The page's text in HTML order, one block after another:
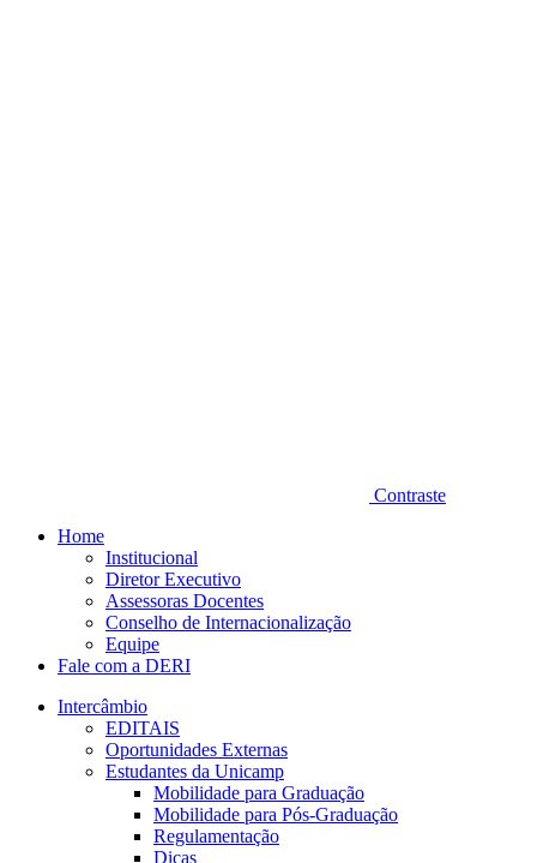
Contraste
Home
Institucional
Diretor Executivo
Assessoras Docentes
Conselho de Internacionalização
Equipe
Fale com a DERI
Intercâmbio
EDITAIS
Oportunidades Externas
Estudantes da Unicamp
Mobilidade para Graduação
Mobilidade para Pós-Graduação
Regulamentação
Dicas